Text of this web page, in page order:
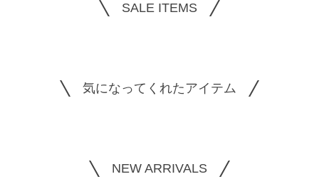
SALE ITEMS
気になってくれたアイテム
NEW ARRIVALS